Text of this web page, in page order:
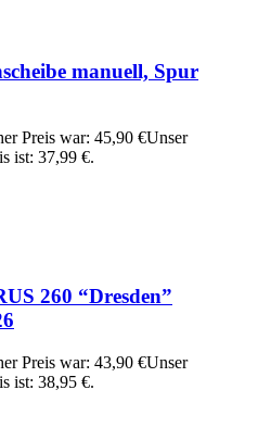
manuell, Spur
Preis war: 45,90 €Unser
ist: 37,99 €.
260 “Dresden”
Preis war: 43,90 €Unser
ist: 38,95 €.